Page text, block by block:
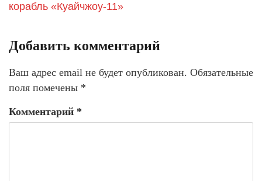
корабль «Куайчжоу-11»
Добавить комментарий
Ваш адрес email не будет опубликован. Обязательные
поля помечены *
Комментарий *